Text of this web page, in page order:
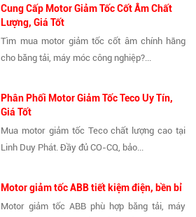
Cung Cấp Motor Giảm Tốc Cốt Âm Chất
Lượng, Giá Tốt
Tìm mua motor giảm tốc cốt âm chính hãng
cho băng tải, máy móc công nghiệp?...
Phân Phối Motor Giảm Tốc Teco Uy Tín,
Giá Tốt
Mua motor giảm tốc Teco chất lượng cao tại
Linh Duy Phát. Đầy đủ CO-CQ, bảo...
Motor giảm tốc ABB tiết kiệm điện, bền bỉ
Motor giảm tốc ABB phù hợp băng tải, máy